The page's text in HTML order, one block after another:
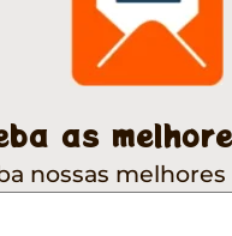
as
nossas